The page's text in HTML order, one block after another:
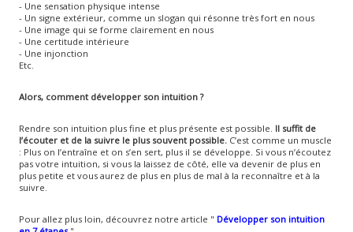
- Une sensation physique intense
- Un signe extérieur, comme un slogan qui résonne très fort en nous
- Une image qui se forme clairement en nous
- Une certitude intérieure
- Une injonction
Etc.
Alors, comment développer son intuition ?
Rendre son intuition plus fine et plus présente est possible. Il suffit de
l’écouter et de la suivre le plus souvent possible.C’est comme un muscle
: Plus on l’entraîne et on s’en sert, plus il se développe. Si vous n’écoutez
pas votre intuition, si vous la laissez de côté, elle va devenir de plus en
plus petite et vous aurez de plus en plus de mal à la reconnaître et à la
suivre.
Pour allez plus loin, découvrez notre article " Développer son intuition